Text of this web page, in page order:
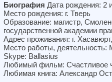
Биография Дата рождения: 2
Место рождения: г. Тверь
Образование: магистр,
государственной академии
Адрес проживания: г.
Место работы, деятельность:
Skype: Ballasius
Любимый фильм: Счастливое
Любимая книга: Александр